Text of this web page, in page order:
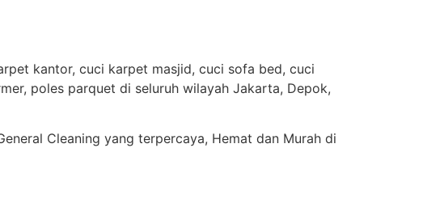
kantor, cuci karpet masjid, cuci sofa bed, cuci
poles parquet di seluruh wilayah Jakarta, Depok,
Cleaning yang terpercaya, Hemat dan Murah di